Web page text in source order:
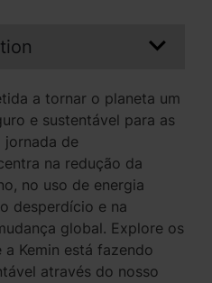
a tornar o planeta um
e sustentável para as
jornada de
na redução da
no uso de energia
desperdício e na
global. Explore os
Kemin está fazendo
através do nosso